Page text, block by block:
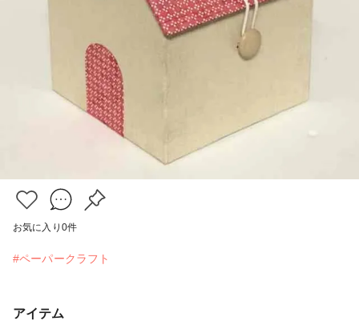
お気に入り 0件
#ペーパークラフト
アイテム